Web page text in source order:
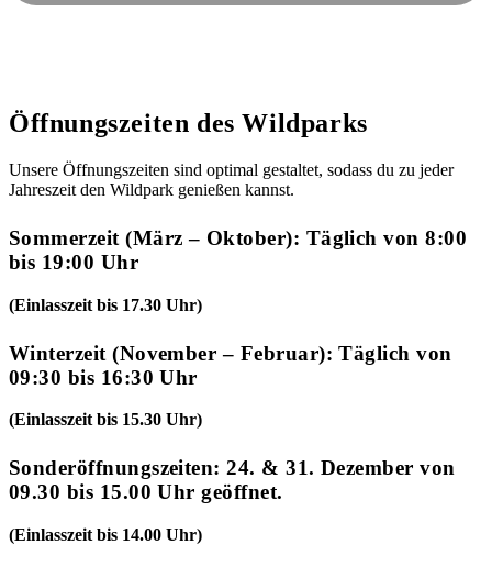
Öffnungszeiten des Wildparks
Unsere Öffnungszeiten sind optimal gestaltet, sodass du zu jeder
Jahreszeit den Wildpark genießen kannst.
Sommerzeit (März – Oktober): Täglich von 8:00
bis 19:00 Uhr
(Einlasszeit bis 17.30 Uhr)
Winterzeit (November – Februar): Täglich von
09:30 bis 16:30 Uhr
(Einlasszeit bis 15.30 Uhr)
Sonderöffnungszeiten: 24. & 31. Dezember von
09.30 bis 15.00 Uhr geöffnet.
(Einlasszeit bis 14.00 Uhr)